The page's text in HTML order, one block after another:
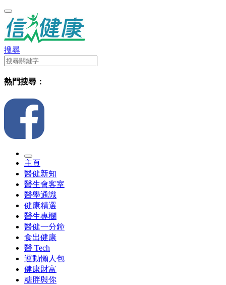
搜尋
熱門搜尋：
主頁
醫健新知
醫生會客室
醫學通識
健康精選
醫生專欄
醫健一分鐘
食出健康
醫 Tech
運動懶人包
健康財富
糖胖與你